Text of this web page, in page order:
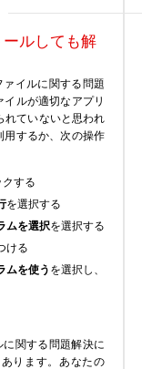
ルしても解
ァイルに関する問題
ルが適切なアプリ
れていないと思われ
用するか、次の操作
クする
を選択する
ムを選択を選択する
ける
ムを使う を選択し、
に関する問題解決に
ります。あなたの